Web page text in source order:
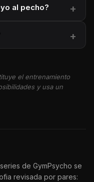
al pecho?
el entrenamiento
y usa un
de GymPsycho se
revisada por pares: